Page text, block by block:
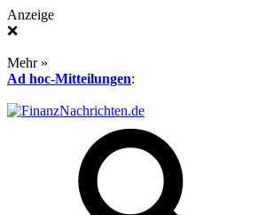
Anzeige
❌
Mehr »
Ad hoc-Mitteilungen: